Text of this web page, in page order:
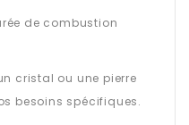
de combustion
cristal ou une pierre
besoins spécifiques.